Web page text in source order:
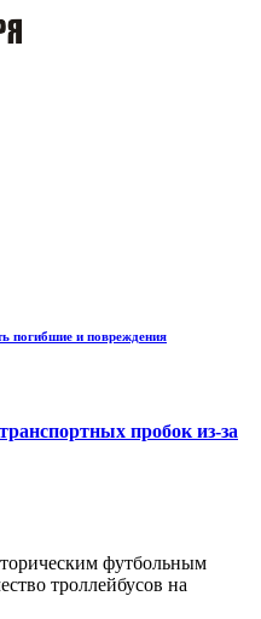
погибшие и повреждения
пробок из-за
футбольным
троллейбусов на